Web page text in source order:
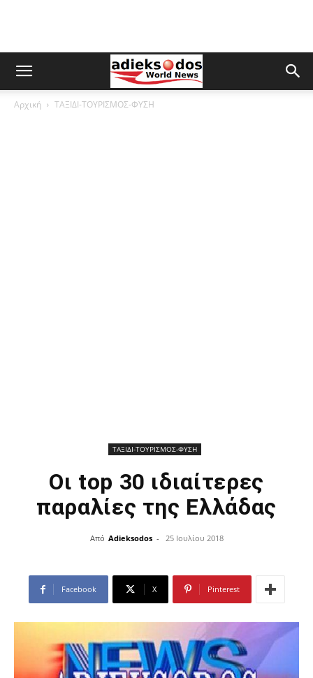
Αρχική ΤΑΞΙΔΙ-ΤΟΥΡΙΣΜΟΣ-ΦΥΣΗ
ΤΑΞΙΔΙ-ΤΟΥΡΙΣΜΟΣ-ΦΥΣΗ
Οι top 30 ιδιαίτερες
παραλίες της Ελλάδας
Από Adieksodos - 25 Ιουλίου 2018
Facebook X Pinterest